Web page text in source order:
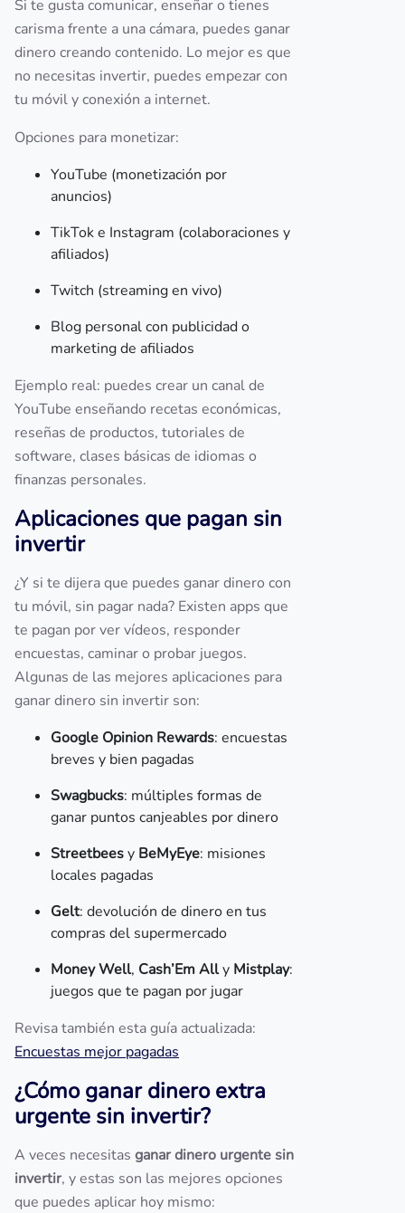
Si te gusta comunicar, enseñar o tienes
carisma frente a una cámara, puedes ganar
dinero creando contenido. Lo mejor es que
no necesitas invertir, puedes empezar con
tu móvil y conexión a internet.
Opciones para monetizar:
YouTube (monetización por
anuncios)
TikTok e Instagram (colaboraciones y
afiliados)
Twitch (streaming en vivo)
Blog personal con publicidad o
marketing de afiliados
Ejemplo real: puedes crear un canal de
YouTube enseñando recetas económicas,
reseñas de productos, tutoriales de
software, clases básicas de idiomas o
finanzas personales.
Aplicaciones que pagan sin
invertir
¿Y si te dijera que puedes ganar dinero con
tu móvil, sin pagar nada? Existen apps que
te pagan por ver vídeos, responder
encuestas, caminar o probar juegos.
Algunas de las mejores aplicaciones para
ganar dinero sin invertir son:
Google Opinion Rewards: encuestas
breves y bien pagadas
Swagbucks: múltiples formas de
ganar puntos canjeables por dinero
Streetbeesy BeMyEye: misiones
locales pagadas
Gelt: devolución de dinero en tus
compras del supermercado
Money Well, Cash’Em Ally Mistplay:
juegos que te pagan por jugar
Revisa también esta guía actualizada:
Encuestas mejor pagadas
¿Cómo ganar dinero extra
urgente sin invertir?
A veces necesitas ganar dinero urgente sin
invertir, y estas son las mejores opciones
que puedes aplicar hoy mismo: